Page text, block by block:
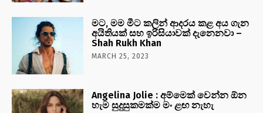
මට, මම මීට කලින් ආදරය කළ අය ගැන
අයිතියක් සහ ඉරිසියාවක් දැනෙනවා –
Shah Rukh Khan
MARCH 25, 2023
Angelina Jolie : අම්මෙක් වෙන්න ඕන
හැම සුදුසුකමක්ම මං ළඟ නැහැ